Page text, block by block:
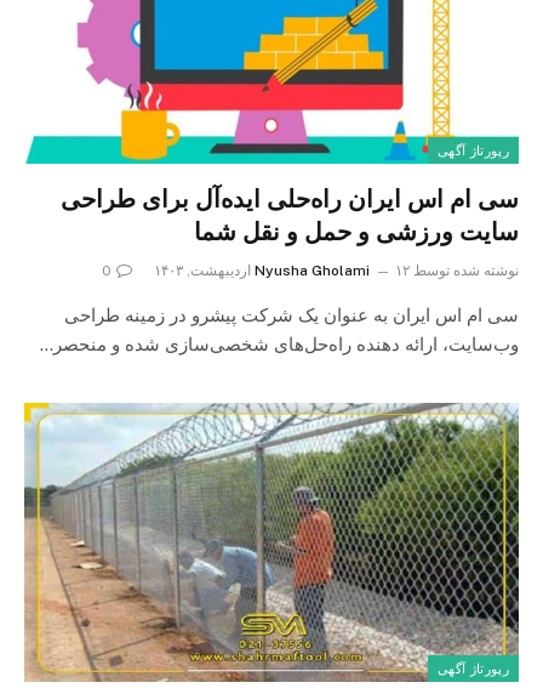
رپورتاژ آگهی
سی ام اس ایران راه‌حلی ایده‌آل برای طراحی
سایت ورزشی و حمل و نقل شما
نوشته شده توسط Nyusha Gholami ۱۲ اردیبهشت, ۱۴۰۳ 0
سی ام اس ایران به عنوان یک شرکت پیشرو در زمینه طراحی
وب‌سایت، ارائه دهنده راه‌حل‌های شخصی‌سازی شده و منحصر…
رپورتاژ آگهی